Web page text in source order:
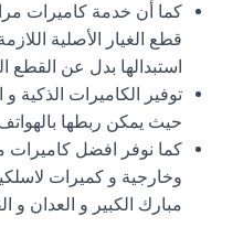
كما أن خدمة كاميرات
قطع الغيار الأصلية
استبدالها بدل عن القطع
توفير الكاميرات الذكية
حيث يمكن ربطها بالهواتف
كما نوفر افضل كاميرات
وخارجية و كميرات
مبارك الكبير و العدان و